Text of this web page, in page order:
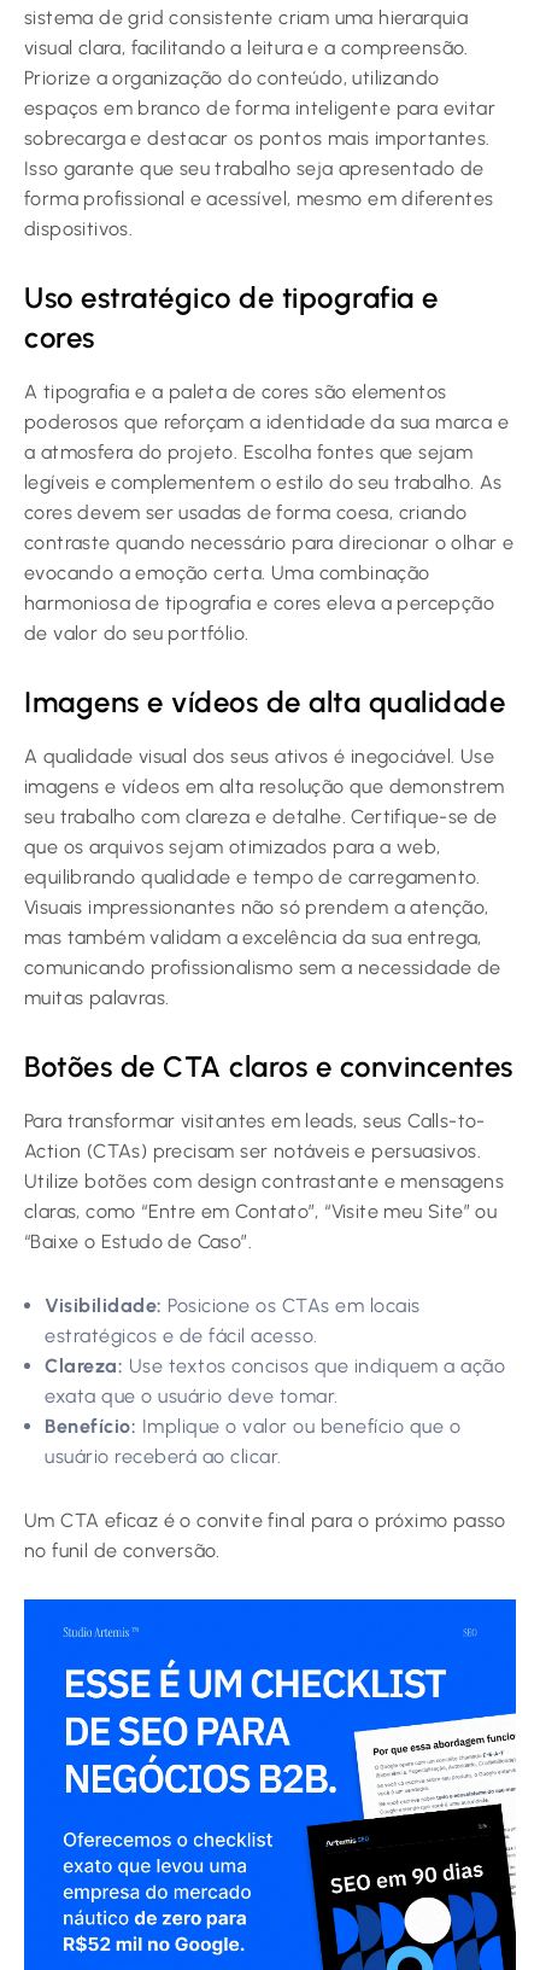
sistema de grid consistente criam uma hierarquia
visual clara, facilitando a leitura e a compreensão.
Priorize a organização do conteúdo, utilizando
espaços em branco de forma inteligente para evitar
sobrecarga e destacar os pontos mais importantes.
Isso garante que seu trabalho seja apresentado de
forma profissional e acessível, mesmo em diferentes
dispositivos.
Uso estratégico de tipografia e
cores
A tipografia e a paleta de cores são elementos
poderosos que reforçam a identidade da sua marca e
a atmosfera do projeto. Escolha fontes que sejam
legíveis e complementem o estilo do seu trabalho. As
cores devem ser usadas de forma coesa, criando
contraste quando necessário para direcionar o olhar e
evocando a emoção certa. Uma combinação
harmoniosa de tipografia e cores eleva a percepção
de valor do seu portfólio.
Imagens e vídeos de alta qualidade
A qualidade visual dos seus ativos é inegociável. Use
imagens e vídeos em alta resolução que demonstrem
seu trabalho com clareza e detalhe. Certifique-se de
que os arquivos sejam otimizados para a web,
equilibrando qualidade e tempo de carregamento.
Visuais impressionantes não só prendem a atenção,
mas também validam a excelência da sua entrega,
comunicando profissionalismo sem a necessidade de
muitas palavras.
Botões de CTA claros e convincentes
Para transformar visitantes em leads, seus Calls-to-
Action (CTAs) precisam ser notáveis e persuasivos.
Utilize botões com design contrastante e mensagens
claras, como “Entre em Contato”, “Visite meu Site” ou
“Baixe o Estudo de Caso”.
Visibilidade: Posicione os CTAs em locais
estratégicos e de fácil acesso.
Clareza: Use textos concisos que indiquem a ação
exata que o usuário deve tomar.
Benefício: Implique o valor ou benefício que o
usuário receberá ao clicar.
Um CTA eficaz é o convite final para o próximo passo
no funil de conversão.